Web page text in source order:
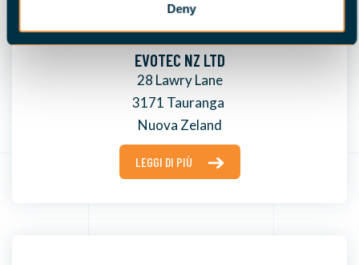
Deny
EVOTEC NZ LTD
28 Lawry Lane
3171 Tauranga
Nuova Zeland
LEGGI DI PIÙ